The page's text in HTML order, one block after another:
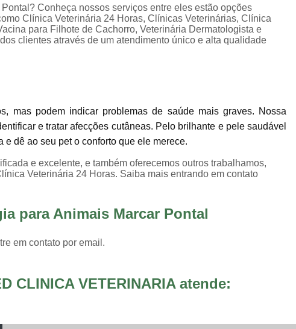
Exame Veterinário
Exame
Exames Laboratoriais Pet
Exames
Ultrassom Veterinário
Internação 24
Internação para Cães e Gatos
Internação para Pet
Internação
Vacina
Vacina para Animal Jardim
Vacina V10 Importada para
Conheça nossos serviços entre eles estão opções
Clínica Veterinária 24 Horas, Clínicas Veterinárias, Clínica
para Filhote de Cachorro, Veterinária Dermatologista e
clientes através de um atendimento único e alta qualidade
mas podem indicar problemas de saúde mais graves. Nossa
e tratar afecções cutâneas. Pelo brilhante e pele saudável
dê ao seu pet o conforto que ele merece.
e excelente, e também oferecemos outros trabalhamos,
Veterinária 24 Horas. Saiba mais entrando em contato
para Animais Marcar Pontal
em contato por email.
CLINICA VETERINARIA atende: